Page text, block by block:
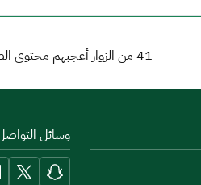
41 من الزوار أعجبهم محتوى
وسائل